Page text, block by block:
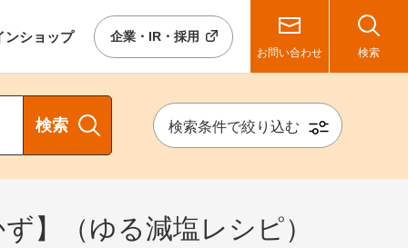
ンショップ 企業・IR・採用
お問い合わせ 検索
検索 検索条件で絞り込む
】（ゆる減塩レシピ）